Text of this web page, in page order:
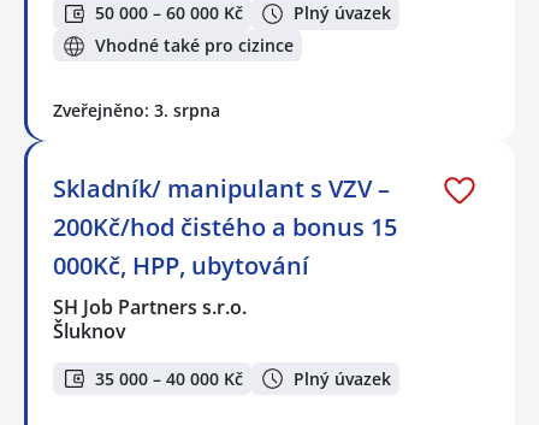
50 000 – 60 000 Kč
Plný úvazek
Vhodné také pro cizince
Zveřejněno: 3. srpna
Skladník/ manipulant s VZV –
200Kč/hod čistého a bonus 15
000Kč, HPP, ubytování
SH Job Partners s.r.o.
Šluknov
35 000 – 40 000 Kč Plný úvazek